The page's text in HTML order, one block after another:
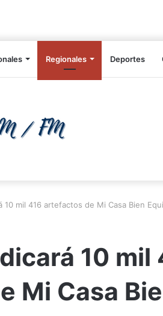
Regionales Deportes
10 mil 416 artefactos de Mi Casa Bien
10 mil
Mi Casa